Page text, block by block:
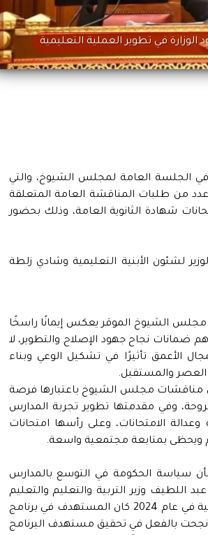
في تطوير العملية التعليمية
في الجلسة العامة لمجلس الشيوخ، والتي
من طلبات المناقشة العامة المتعلقة
شهادة الثانوية العامة، وذلك بحضور
لشئون الأبنية التعليمية وشادي زلطة
مجلس الشيوخ الموقر يعكس إيمانًا راسخًا
ضمانات نجاح جهود الإصلاح والتطوير، لا
الأعمق تأثيرًا في تشكيل الوعي وبناء
العصر والمستقبل.
إلى مناقشات مجلس الشيوخ باعتبارها فرصة
وفي مقدمتها تطوير تجربة المدارس
الامتحانات، وعلى رأسها امتحانات
ويحظى بمتابعة مجتمعية واسعة.
سياسة الحكومة في التوسع بالمدارس
وزير التربية والتعليم والتعليم
الفني جهود الوزارة خلال الفترة الماضية، مشيرًا إلى أنه عند تولي المسؤولية في عام 2024 كان المستهدف في برنامج
مصرية يابانية بحلول عام ٢٠٣٠، إلا أن الوزارة نجحت بالفعل في تحقيق مستهدف البرنامج